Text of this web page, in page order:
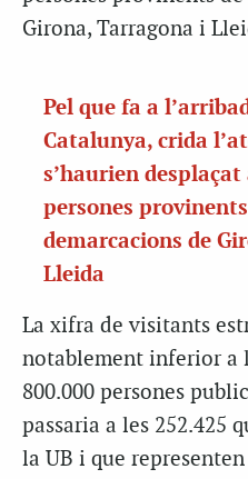
Girona, Tarragona i
Pel que fa a
Catalunya, crida
s’haurien
persones
demarcacions de
Lleida
La xifra de visitants
notablement inferior a
800.000 persones
passaria a les 252.425
la UB i que